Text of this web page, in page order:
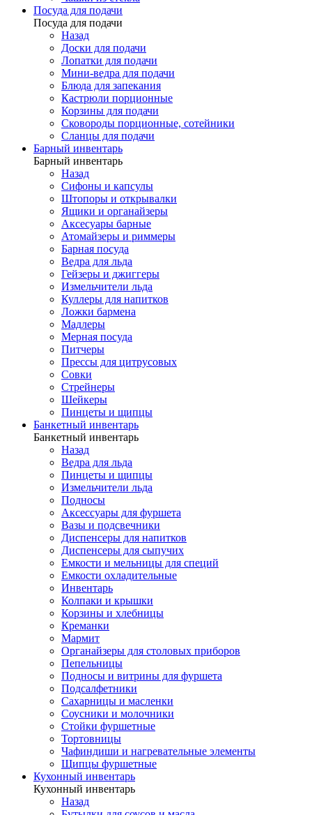
Посуда для подачи
Посуда для подачи
Назад
Доски для подачи
Лопатки для подачи
Мини-ведра для подачи
Блюда для запекания
Кастрюли порционные
Корзины для подачи
Сковороды порционные, сотейники
Сланцы для подачи
Барный инвентарь
Барный инвентарь
Назад
Сифоны и капсулы
Штопоры и открывалки
Ящики и органайзеры
Аксесуары барные
Атомайзеры и риммеры
Барная посуда
Ведра для льда
Гейзеры и джиггеры
Измельчители льда
Куллеры для напитков
Ложки бармена
Мадлеры
Мерная посуда
Питчеры
Прессы для цитрусовых
Совки
Стрейнеры
Шейкеры
Пинцеты и щипцы
Банкетный инвентарь
Банкетный инвентарь
Назад
Ведра для льда
Пинцеты и щипцы
Измельчители льда
Подносы
Аксессуары для фуршета
Вазы и подсвечники
Диспенсеры для напитков
Диспенсеры для сыпучих
Емкости и мельницы для специй
Емкости охладительные
Инвентарь
Колпаки и крышки
Корзины и хлебницы
Креманки
Мармит
Органайзеры для столовых приборов
Пепельницы
Подносы и витрины для фуршета
Подсалфетники
Сахарницы и масленки
Соусники и молочники
Стойки фуршетные
Тортовницы
Чафиндиши и нагревательные элементы
Щипцы фуршетные
Кухонный инвентарь
Кухонный инвентарь
Назад